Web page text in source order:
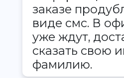
заказе
виде смс. В
уже ждут,
сказать свою
фамилию.